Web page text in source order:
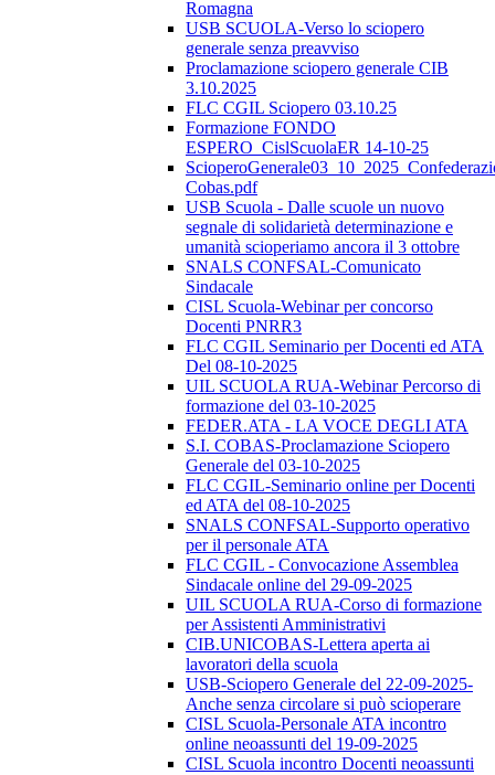
Romagna
USB SCUOLA-Verso lo sciopero
generale senza preavviso
Proclamazione sciopero generale CIB
3.10.2025
FLC CGIL Sciopero 03.10.25
Formazione FONDO
ESPERO_CislScuolaER 14-10-25
Cobas.pdf
USB Scuola - Dalle scuole un nuovo
segnale di solidarietà determinazione e
umanità scioperiamo ancora il 3 ottobre
SNALS CONFSAL-Comunicato
Sindacale
CISL Scuola-Webinar per concorso
Docenti PNRR3
FLC CGIL Seminario per Docenti ed ATA
Del 08-10-2025
UIL SCUOLA RUA-Webinar Percorso di
formazione del 03-10-2025
FEDER.ATA - LA VOCE DEGLI ATA
S.I. COBAS-Proclamazione Sciopero
Generale del 03-10-2025
FLC CGIL-Seminario online per Docenti
ed ATA del 08-10-2025
SNALS CONFSAL-Supporto operativo
per il personale ATA
FLC CGIL - Convocazione Assemblea
Sindacale online del 29-09-2025
UIL SCUOLA RUA-Corso di formazione
per Assistenti Amministrativi
CIB.UNICOBAS-Lettera aperta ai
lavoratori della scuola
USB-Sciopero Generale del 22-09-2025-
Anche senza circolare si può scioperare
CISL Scuola-Personale ATA incontro
online neoassunti del 19-09-2025
CISL Scuola incontro Docenti neoassunti